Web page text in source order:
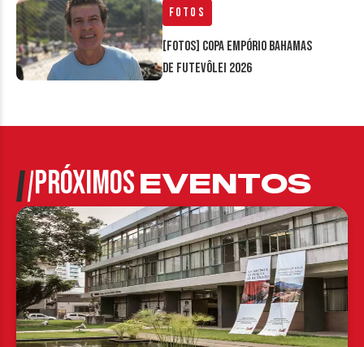
Fotos
[FOTOS] Copa Empório Bahamas
de Futevôlei 2026
PRÓXIMOSEVENTOS